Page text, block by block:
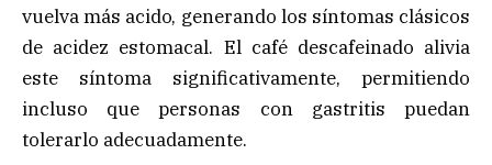
vuelva más acido, generando los síntomas clásicos
de acidez estomacal. El café descafeinado alivia
este síntoma significativamente, permitiendo
incluso que personas con gastritis puedan
tolerarlo adecuadamente.